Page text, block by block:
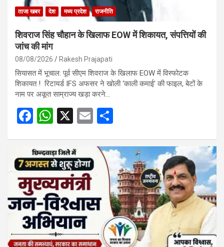
ताजा खबर देश मध्य प्रदेश राजनीति
शिवराज सिंह चौहान के खिलाफ EOW में शिकायत, संपत्तियों की
जांच की मांग
08/08/2026 Rakesh Prajapati
सियासत में भूचाल: पूर्व सीएम शिवराज के खिलाफ EOW में विस्फोटक
शिकायत ! रिटायर्ड IFS अफसर ने खोली ‘काली कमाई’ की फाइल, बेटों के
नाम पर अकूत साम्राज्य खड़ा करने…
F
ce
b
o
o
k
W
at
s
A
p
p
X
E
ail ar
e